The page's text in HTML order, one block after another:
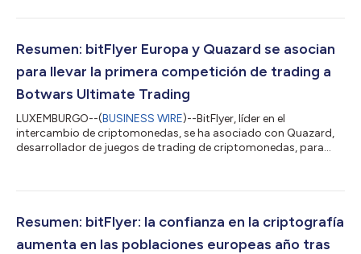
comprar criptomonedas de forma segura. La integración es la
que el negocio de criptomonedas sea más seguro y accesible a
nivel mundial, así como para re...
Resumen: bitFlyer Europa y Quazard se asocian
para llevar la primera competición de trading a
Botwars Ultimate Trading
LUXEMBURGO--(BUSINESS WIRE)--BitFlyer, líder en el
intercambio de criptomonedas, se ha asociado con Quazard,
desarrollador de juegos de trading de criptomonedas, para
hoy, permite a los jugadores de Botwars competir en un
reales. Se trata de la primera competición de trading lanzada
en Botwars, y la única competición...
Resumen: bitFlyer: la confianza en la criptografía
aumenta en las poblaciones europeas año tras